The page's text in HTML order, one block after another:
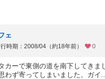
ェ
時期：2008/04（約18年前） 0
カーで東側の道を南下してきま
わず寄ってしまいました。ガイ